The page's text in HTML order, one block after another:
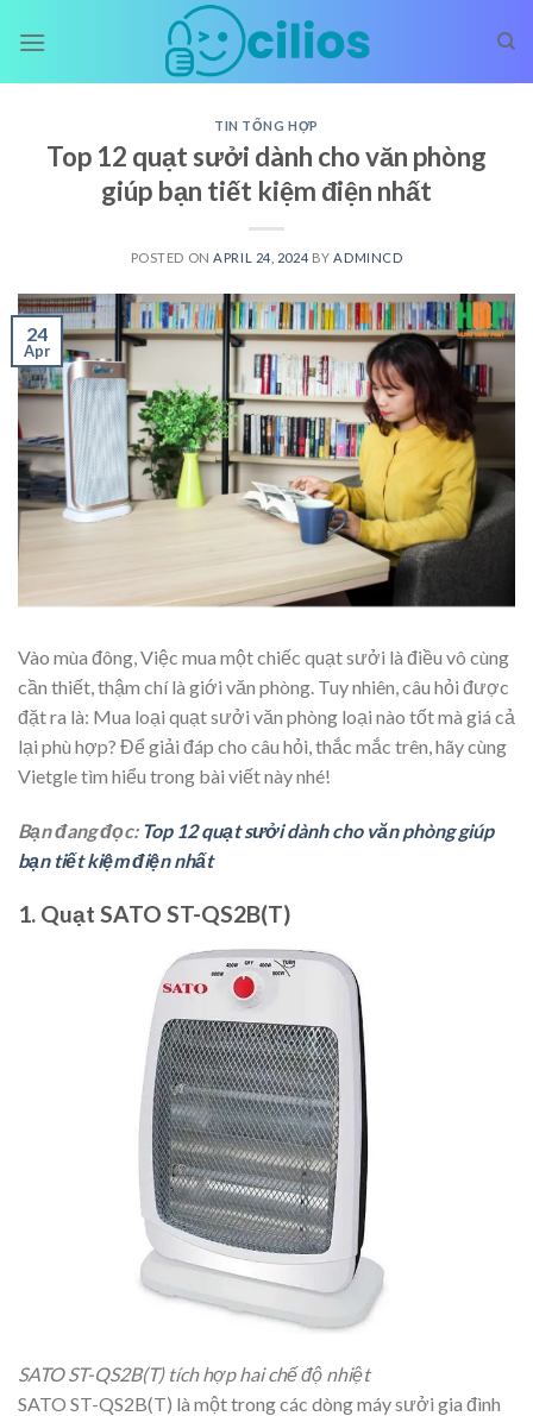
TIN TỔNG HỢP
Top 12 quạt sưởi dành cho văn phòng
giúp bạn tiết kiệm điện nhất
POSTED ON APRIL 24, 2024 BY ADMINCD
24
Apr
Vào mùa đông, Việc mua một chiếc quạt sưởi là điều vô cùng
cần thiết, thậm chí là giới văn phòng. Tuy nhiên, câu hỏi được
đặt ra là: Mua loại quạt sưởi văn phòng loại nào tốt mà giá cả
lại phù hợp? Để giải đáp cho câu hỏi, thắc mắc trên, hãy cùng
Vietgle tìm hiểu trong bài viết này nhé!
Bạn đang đọc: Top 12 quạt sưởi dành cho văn phòng giúp
bạn tiết kiệm điện nhất
1. Quạt SATO ST-QS2B(T)
SATO ST-QS2B(T) tích hợp hai chế độ nhiệt
SATO ST-QS2B(T) là một trong các dòng máy sưởi gia đình